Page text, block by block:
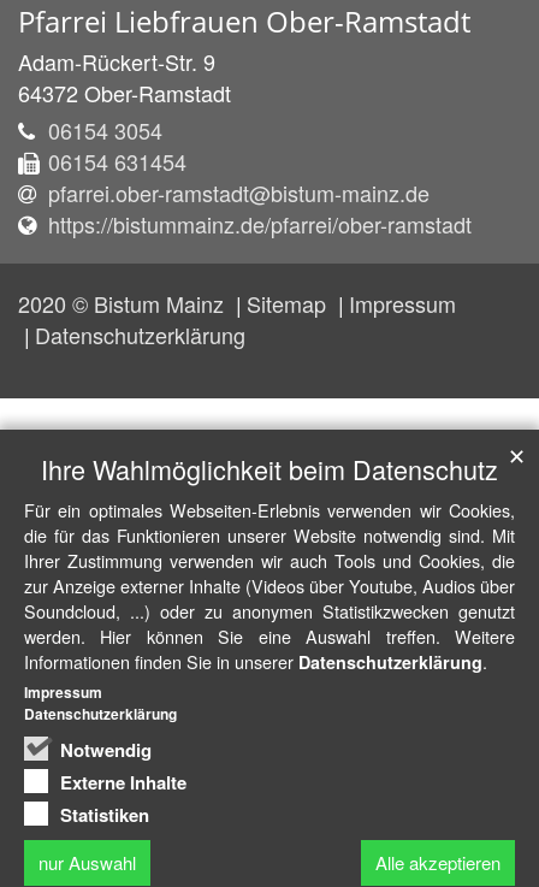
Pfarrei Liebfrauen Ober-Ramstadt
Adam-Rückert-Str. 9
64372 Ober-Ramstadt
06154 3054
06154 631454
pfarrei.ober-ramstadt@bistum-mainz.de
https://bistummainz.de/pfarrei/ober-ramstadt
2020 © Bistum Mainz Sitemap
Impressum
Datenschutzerklärung
Ihre Wahlmöglichkeit beim Datenschutz
Für ein optimales Webseiten-Erlebnis verwenden wir Cookies,
die für das Funktionieren unserer Website notwendig sind. Mit
Ihrer Zustimmung verwenden wir auch Tools und Cookies, die
zur Anzeige externer Inhalte (Videos über Youtube, Audios über
Soundcloud, ...) oder zu anonymen Statistikzwecken genutzt
werden. Hier können Sie eine Auswahl treffen. Weitere
Informationen finden Sie in unserer Datenschutzerklärung.
Notwendig
Externe Inhalte
Statistiken
nur Auswahl Alle akzeptieren
✕
Impressum
Datenschutzerklärung